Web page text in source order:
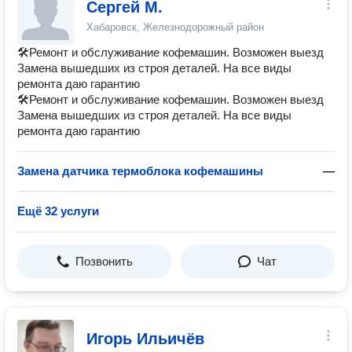
Сергей М.
Хабаровск, Железнодорожный район
🛠Ремонт и обслуживание кофемашин. Возможен выезд
Замена вышедших из строя деталей. На все виды
ремонта даю гарантию
🛠Ремонт и обслуживание кофемашин. Возможен выезд
Замена вышедших из строя деталей. На все виды
ремонта даю гарантию
Замена датчика термоблока кофемашины —
Ещё 32 услуги
Позвонить Чат
Игорь Ильичёв